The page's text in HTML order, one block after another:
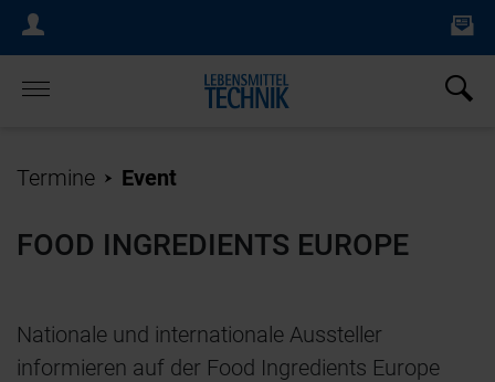
Login Menu
Home
Termine Event
FOOD INGREDIENTS EUROPE
Nationale und internationale Aussteller
informieren auf der Food Ingredients Europe
×